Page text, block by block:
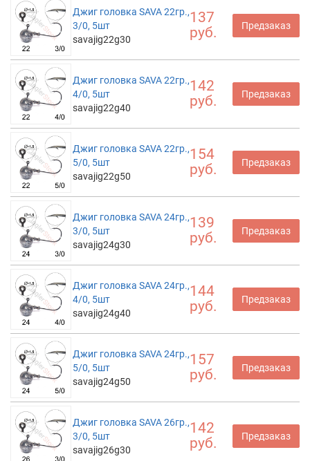
Джиг головка SAVA 22гр.,
3/0, 5шт
savajig22g30
137
руб.
Предзаказ
Джиг головка SAVA 22гр.,
4/0, 5шт
savajig22g40
142
руб.
Предзаказ
Джиг головка SAVA 22гр.,
5/0, 5шт
savajig22g50
154
руб.
Предзаказ
Джиг головка SAVA 24гр.,
3/0, 5шт
savajig24g30
139
руб.
Предзаказ
Джиг головка SAVA 24гр.,
4/0, 5шт
savajig24g40
144
руб.
Предзаказ
Джиг головка SAVA 24гр.,
5/0, 5шт
savajig24g50
157
руб.
Предзаказ
Джиг головка SAVA 26гр.,
3/0, 5шт
savajig26g30
142
руб.
Предзаказ